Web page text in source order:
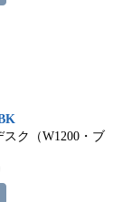
ク（W1200・ブ